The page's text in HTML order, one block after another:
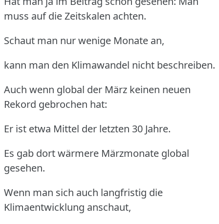
muss auf die Zeitskalen achten.
Schaut man nur wenige Monate an,
kann man den Klimawandel nicht beschreiben.
Auch wenn global der März keinen neuen
Rekord gebrochen hat:
Er ist etwa Mittel der letzten 30 Jahre.
Es gab dort wärmere Märzmonate global
gesehen.
Wenn man sich auch langfristig die
Klimaentwicklung anschaut,